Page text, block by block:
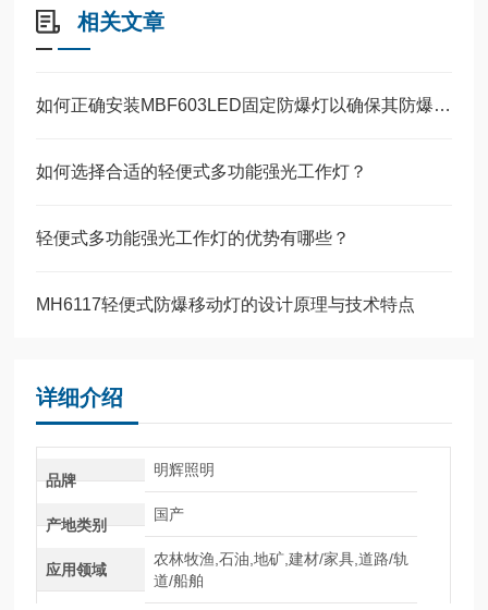
相关文章
如何正确安装MBF603LED固定防爆灯以确保其防爆性能？
如何选择合适的轻便式多功能强光工作灯？
轻便式多功能强光工作灯的优势有哪些？
MH6117轻便式防爆移动灯的设计原理与技术特点
详细介绍
品牌
明辉照明
产地类别
国产
应用领域
农林牧渔,石油,地矿,建材/家具,道路/轨
道/船舶